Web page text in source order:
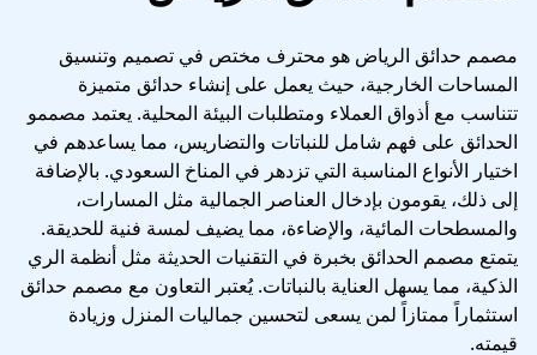
مصمم حدائق الرياض هو محترف مختص في تصميم وتنسيق
المساحات الخارجية، حيث يعمل على إنشاء حدائق متميزة
تتناسب مع أذواق العملاء ومتطلبات البيئة المحلية. يعتمد مصممو
الحدائق على فهم شامل للنباتات والتضاريس، مما يساعدهم في
اختيار الأنواع المناسبة التي تزدهر في المناخ السعودي. بالإضافة
إلى ذلك، يقومون بإدخال العناصر الجمالية مثل المسارات،
والمسطحات المائية، والإضاءة، مما يضيف لمسة فنية للحديقة.
يتمتع مصمم الحدائق بخبرة في التقنيات الحديثة مثل أنظمة الري
الذكية، مما يسهل العناية بالنباتات. يُعتبر التعاون مع مصمم حدائق
استثماراً ممتازاً لمن يسعى لتحسين جماليات المنزل وزيادة
قيمته.